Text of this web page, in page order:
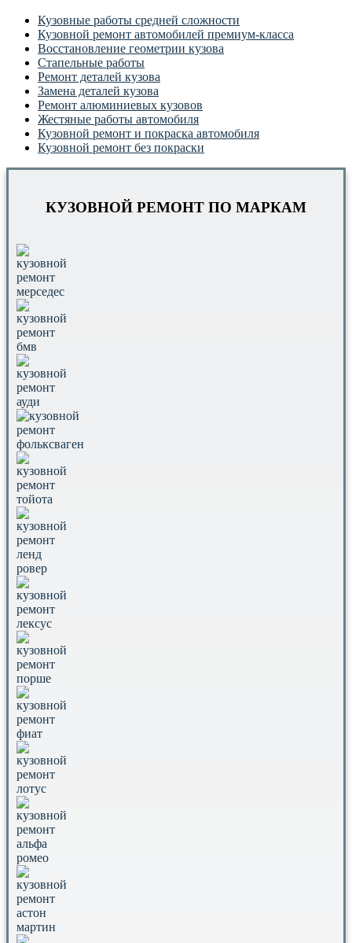
Кузовные работы средней сложности
Кузовной ремонт автомобилей премиум-класса
Восстановление геометрии кузова
Стапельные работы
Ремонт деталей кузова
Замена деталей кузова
Ремонт алюминиевых кузовов
Жестяные работы автомобиля
Кузовной ремонт и покраска автомобиля
Кузовной ремонт без покраски
КУЗОВНОЙ РЕМОНТ ПО МАРКАМ